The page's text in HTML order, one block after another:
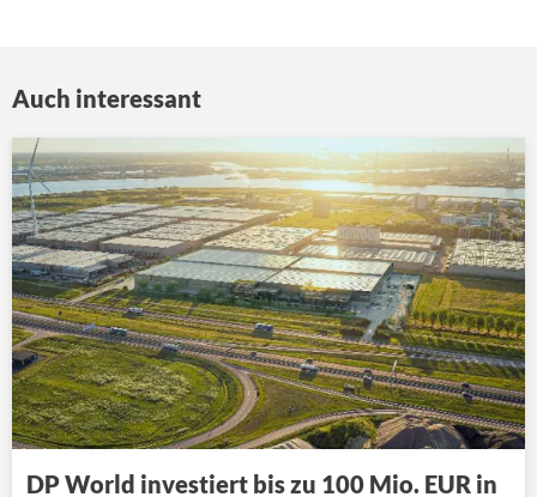
Auch interessant
DP World investiert bis zu 100 Mio. EUR in